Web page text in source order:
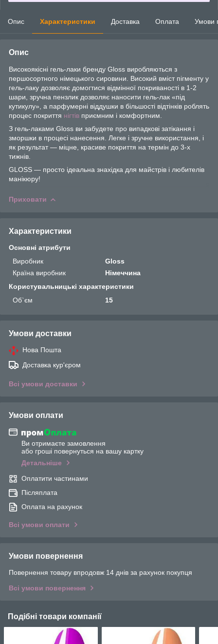
Опис Характеристики Доставка Оплата Умови
Опис
Високоякісні гель-лаки бренду Gloss виробляються з
першосортного німецького сировини. Високий вміст пігменту у
гель-лаку дозволяє домогтися відмінної покриваності в 1-2
шари, зручна пензлик дозволяє наносити гель-лак «під
кутикулу», а парфумерні віддушки в більшості відтінків роблять
процес покриття нігтів приємним і комфортним.
З гель-лаками Gloss ви забудете про випадкові затікання і
зморшки в процесі нанесення. Легке і зручне використання, і
як результат — міцне, красиве покриття на термін до 3-х
тижнів.
GLOSS — просто ідеальна знахідка для майстрів і любителів
манікюру!
Приховати
Характеристики
Основні атрибути
Виробник
Gloss
Країна виробник
Німеччина
Користувальницькі характеристики
Об`єм
15
Умови доставки
Нова Пошта
Доставка кур'єром
Всі умови доставки
Умови оплати
Ви отримаєте замовлення
або гроші повернуться на вашу картку
Детальніше
Оплатити частинами
Післяплата
Оплата на рахунок
Всі умови оплати
Умови повернення
Повернення товару впродовж 14 днів за рахунок покупця
Всі умови повернення
Подібні товари компанії